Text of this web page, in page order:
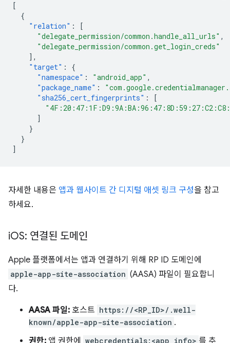
[
{
"relation" :
[
"delegate_permission/common.handle_all_urls" ,
"delegate_permission/common.get_login_creds"
],
"target" :
{
"namespace" : "android_app" ,
"package_name" :
"sha256_cert_fingerprints" :
[
]
}
}
]
자세한 내용은 앱과 웹사이트 간 디지털 애셋 링크 구성을 참고
하세요.
iOS: 연결된 도메인
Apple 플랫폼에서는 앱과 연결하기 위해 RP ID 도메인에
apple-app-site-association (AASA) 파일이 필요합니
다.
AASA 파일: 호스트 https://<RP_ID>/.well-
known/apple-app-site-association .
권한: 앱 권한에 webcredentials:<app info> 를 추